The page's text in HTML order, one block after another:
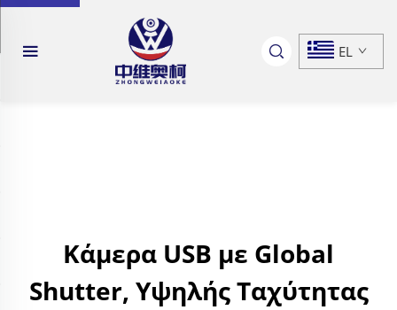
EL
Κάμερα USB με Global
Shutter, Υψηλής Ταχύτητας